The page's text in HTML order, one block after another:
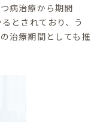
病治療から期間
とされており、う
治療期間としても推